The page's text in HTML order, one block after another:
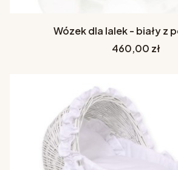
Wózek dla lalek - biały z
Cena
460,00 zł